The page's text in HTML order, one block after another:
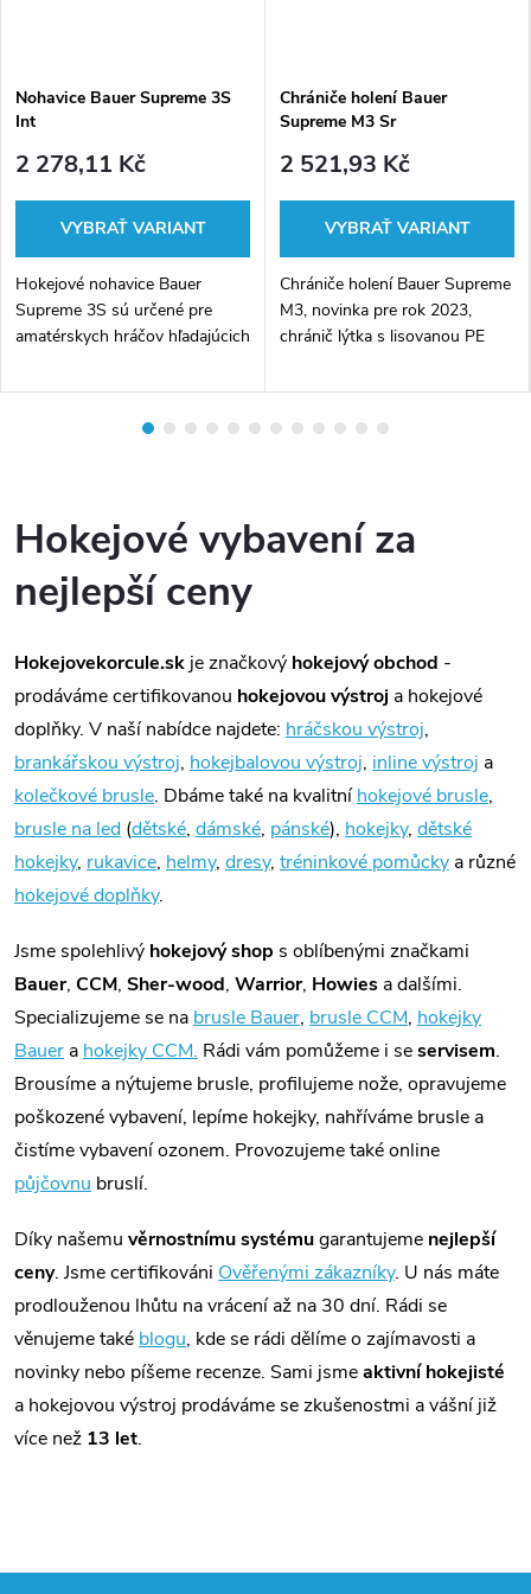
Nohavice Bauer Supreme 3S
Int
2 278,11 Kč
Hokejové nohavice Bauer
Supreme 3S sú určené pre
amatérskych hráčov hľadajúcich
dostupnú ochranu.
Chrániče holení Bauer
Supreme M3 Sr
2 521,93 Kč
Chrániče holení Bauer Supreme
M3, novinka pre rok 2023,
chránič lýtka s lisovanou PE
Hokejové vybavení za
nejlepší ceny
Hokejovekorcule.sk je značkový hokejový obchod -
prodáváme certifikovanou hokejovou výstroj a hokejové
doplňky. V naší nabídce najdete: hráčskou výstroj,
brankářskou výstroj, hokejbalovou výstroj, inline výstroj a
kolečkové brusle. Dbáme také na kvalitníhokejové brusle,
brusle na led (dětské, dámské, pánské), hokejky, dětské
hokejky, rukavice, helmy, dresy, tréninkové pomůcky a různé
hokejové doplňky.
Jsme spolehlivý hokejový shop s oblíbenými značkami
Bauer, CCM, Sher-wood, Warrior, Howies a dalšími.
Specializujeme se na brusle Bauer, brusle CCM, hokejky
Bauer a hokejky CCM. Rádi vám pomůžeme i seservisem.
Brousíme a nýtujeme brusle, profilujeme nože, opravujeme
poškozené vybavení, lepíme hokejky, nahříváme brusle a
čistíme vybavení ozonem. Provozujeme také online
půjčovnu bruslí.
Díky našemu věrnostnímu systémugarantujeme nejlepší
ceny. Jsme certifikováni Ověřenými zákazníky. U nás máte
prodlouženou lhůtu na vrácení až na 30 dní. Rádi se
věnujeme také blogu, kde se rádi dělíme o zajímavosti a
novinky nebo píšeme recenze. Sami jsmeaktivní hokejisté
a hokejovou výstroj prodáváme se zkušenostmi a vášní již
více než 13 let.